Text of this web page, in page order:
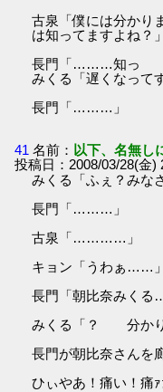
古泉「僕には分か
は知ってますよね？」
長門「………知っ
みくる「遅くなって
長門「………」
41 名前： 以下、名無し
投稿日：2008/03/28(金)
みくる「ふぇ？みな
長門「………」
古泉「…………」
キョン「うわぁ……」
長門「朝比奈みくる
みくる「？ 分かり
長門が朝比奈さんを
ひぃやあ！痛い！痛ｧ